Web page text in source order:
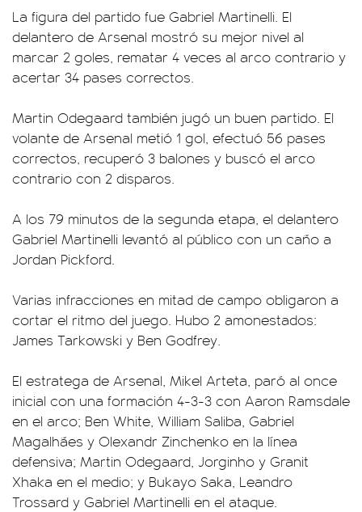
La figura del partido fue Gabriel Martinelli. El
delantero de Arsenal mostró su mejor nivel al
marcar 2 goles, rematar 4 veces al arco contrario y
acertar 34 pases correctos.
Martin Odegaard también jugó un buen partido. El
volante de Arsenal metió 1 gol, efectuó 56 pases
correctos, recuperó 3 balones y buscó el arco
contrario con 2 disparos.
A los 79 minutos de la segunda etapa, el delantero
Gabriel Martinelli levantó al público con un caño a
Jordan Pickford.
Varias infracciones en mitad de campo obligaron a
cortar el ritmo del juego. Hubo 2 amonestados:
James Tarkowski y Ben Godfrey.
El estratega de Arsenal, Mikel Arteta, paró al once
inicial con una formación 4-3-3 con Aaron Ramsdale
en el arco; Ben White, William Saliba, Gabriel
Magalhães y Olexandr Zinchenko en la línea
defensiva; Martin Odegaard, Jorginho y Granit
Xhaka en el medio; y Bukayo Saka, Leandro
Trossard y Gabriel Martinelli en el ataque.